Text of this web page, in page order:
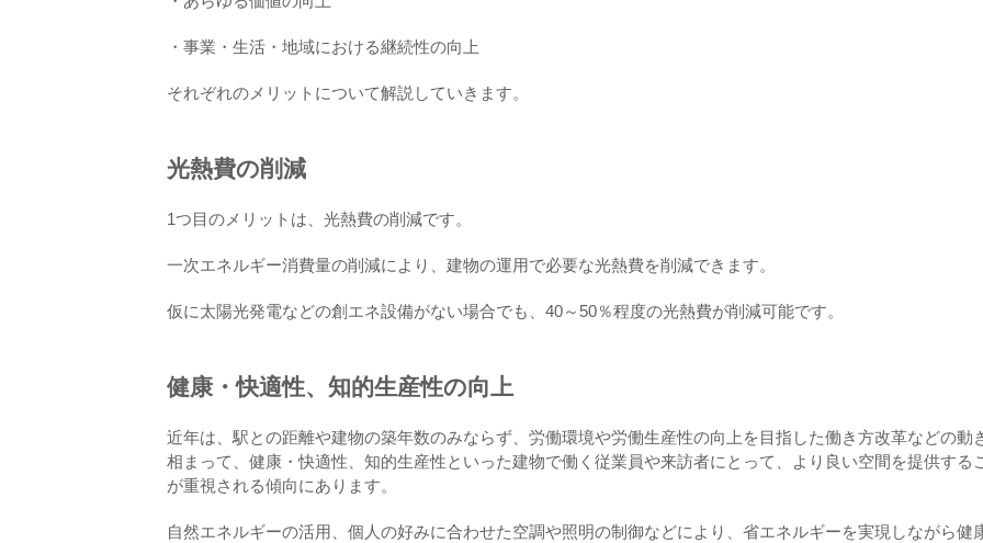
・事業・生活・地域における継続性の向上
それぞれのメリットについて解説していきます。
光熱費の削減
1つ目のメリットは、光熱費の削減です。
一次エネルギー消費量の削減により、建物の運用で必要な光熱費を削減できます。
仮に太陽光発電などの創エネ設備がない場合でも、40～50％程度の光熱費が削減可能です。
健康・快適性、知的生産性の向上
近年は、駅との距離や建物の築年数のみならず、労働環境や労働生産性の向上を目指した働き方改革などの動
相まって、健康・快適性、知的生産性といった建物で働く従業員や来訪者にとって、より良い空間を提供する
が重視される傾向にあります。
自然エネルギーの活用、個人の好みに合わせた空調や照明の制御などにより、省エネルギーを実現しながら健